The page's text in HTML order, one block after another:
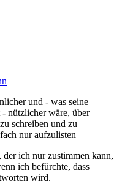
und - was seine
nützlicher wäre, über
schreiben und zu
nur aufzulisten
ich nur zustimmen kann,
ich befürchte, dass
wird.